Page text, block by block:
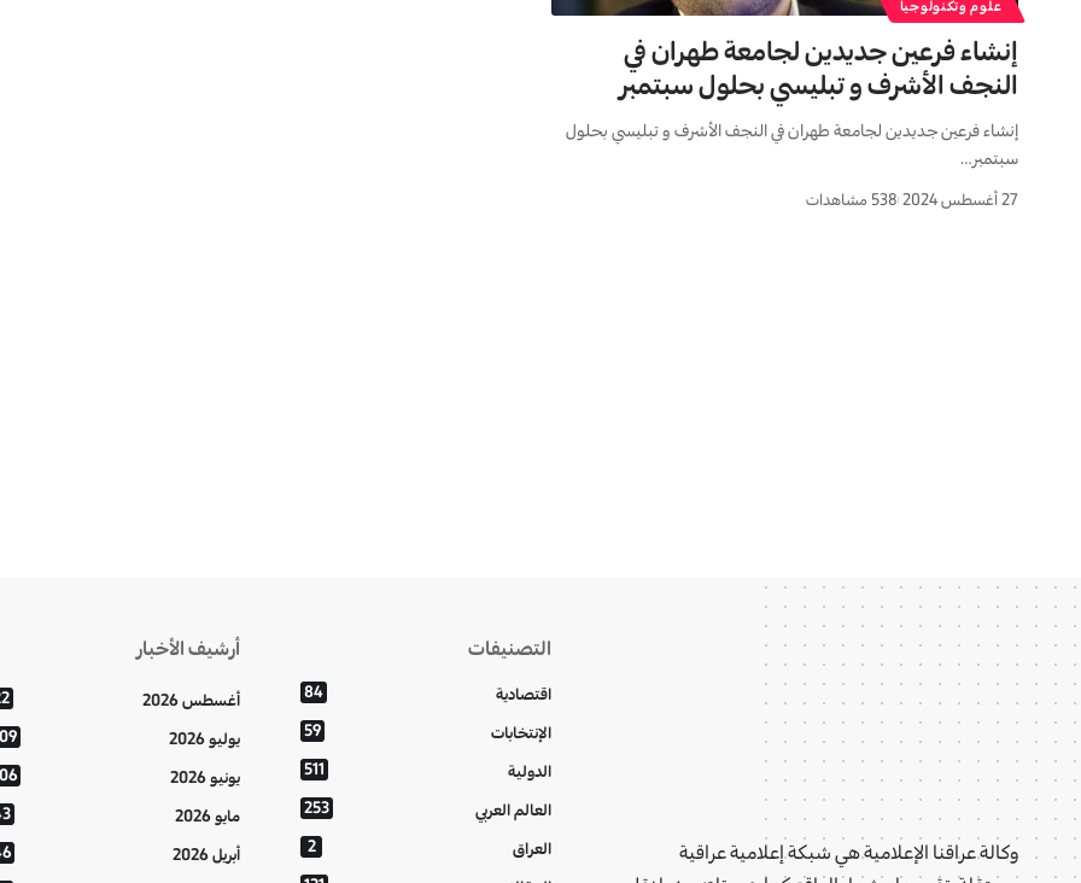
علوم وتكنولوجيا
إنشاء فرعين جديدين لجامعة طهران في
النجف الأشرف و تبليسي بحلول سبتمبر
إنشاء فرعين جديدين لجامعة طهران في النجف الأشرف و تبليسي بحلول
سبتمبر…
27 أغسطس 2024 538 مشاهدات
وكالة عراقنا الإعلامية هي شبكة إعلامية عراقية
التصنيفات
اقتصادية 84
الإنتخابات 59
الدولية 511
العالم العربي 253
العراق 2
أرشيف الأخبار
أغسطس 2026
يوليو 2026
يونيو 2026
مايو 2026
أبريل 2026